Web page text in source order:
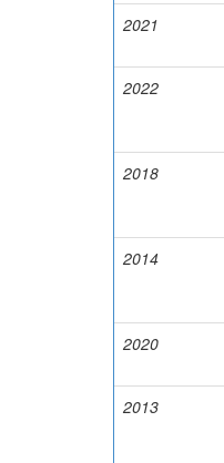
2021
2022
2018
2014
2020
2013